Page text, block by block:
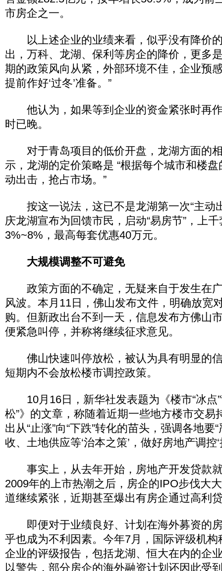
市房企之一。
以上述企业的业绩来看，似乎没有降价
出，万科、龙湖、保利等房企的降价，更多
期的政策风向从紧，外部环境不佳，企业预
提前作好‘过冬’准备。”
他认为，如果等到企业的资金紧张时再
时已晚。
对于青岛项目的低价开盘，龙湖方面的
示，龙湖的定价策略是 “根据每个城市和楼
动出击，抢占市场。”
按这一说法，这已不是龙湖第一次“主动
庆龙湖宣布为回馈市民，启动“易房节”，上
3%~8%，最高每套优惠40万元。
大规模调整不可避免
政策方面的不确定，无疑来自于发生在
风波。本月11日，佛山发布文件，明确放宽
购。但新政出台不到一天，信息发布方佛山
便紧急叫停，并称将继续征求意见。
佛山快速叫停放松，被认为具有明显的
短期内不会放松楼市调控政策。
10月16日，新华社发表题为《楼市“冰点”
松”》的文章，称随着近期一些地方楼市交易
出从“止涨”向“下跌”转化的苗头，强调各地要
收、土地供应等‘治本之策’，做好房地产调控
事实上，从去年开始，房地产开发贷款
2009年的上市热潮之后，房企的IPO步伐大
道继续紧张，近期甚至爆出有房企通过高利
即便对于业绩良好、计划在海外募资的
乎也成为不利因素。今年7月，国际评级机
企业的评级报告，包括龙湖、恒大在内的企
以警告，部分房企的海外融资计划还因此受